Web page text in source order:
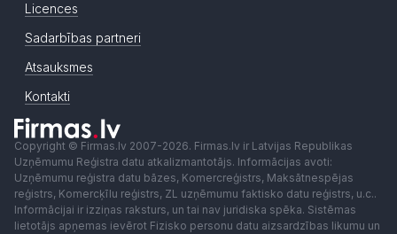
Licences
Sadarbības partneri
Atsauksmes
Kontakti
Copyright © Firmas.lv 2007-2026. Firmas.lv ir Latvijas Republikas
Uzņēmumu Reģistra datu atkalizmantotājs. Informācijas avoti:
Uzņēmumu reģistra datu bāzes, Komercreģistrs, Maksātnespējas
reģistrs, Komercķīlu reģistrs, ZL uzņēmumu faktisko datu reģistrs, u.c..
Informācijai ir izziņas raksturs, un tai nav juridiska spēka. Sistēmas
lietotājs apņemas ievērot Fizisko personu datu aizsardzības likumu un